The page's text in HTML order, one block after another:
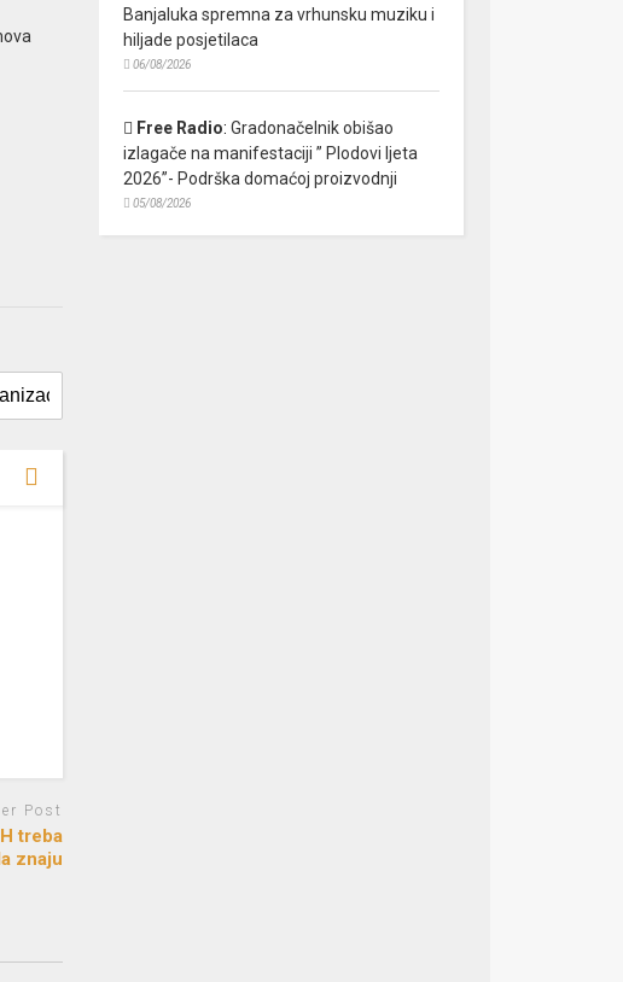
Post
treba
znaju
Banjaluka spremna za vrhunsku muziku i
hiljade posjetilaca
06/08/2026
Free Radio: Gradonačelnik obišao
izlagače na manifestaciji ” Plodovi ljeta
2026”- Podrška domaćoj proizvodnji
05/08/2026